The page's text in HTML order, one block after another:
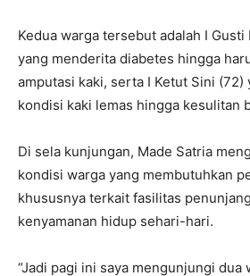
Kedua warga tersebut adalah I
yang menderita diabetes hingga
amputasi kaki, serta I Ketut Sini (72)
kondisi kaki lemas hingga kesulitan
Di sela kunjungan, Made Satria
kondisi warga yang membutuhkan
khususnya terkait fasilitas
kenyamanan hidup sehari-hari.
“Jadi pagi ini saya mengunjungi dua